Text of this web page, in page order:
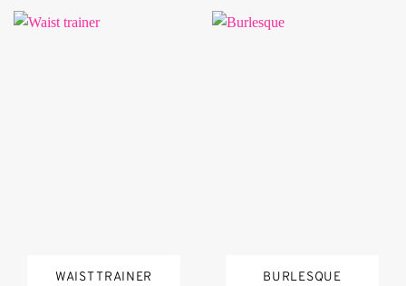
WAIST TRAINER BURLESQUE